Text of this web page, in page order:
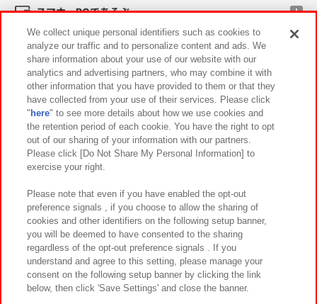
スマホ・PCであそぶ
イベント・キャンペーン
関連会社 サステナビリティ サイトポリシー
プライバシーポリシー ウェブアクセシビリティ方針と検証結果
お取引先さまとともに
カスタマーハラスメント対応方針 よくあるご質問・お問い合わせ
©Bandai Namco Amusement Inc.
We collect unique personal identifiers such as cookies to
analyze our traffic and to personalize content and ads. We
share information about your use of our website with our
analytics and advertising partners, who may combine it with
other information that you have provided to them or that they
have collected from your use of their services. Please click
" here" to see more details about how we use cookies and
the retention period of each cookie. You have the right to opt
out of our sharing of your information with our partners.
Please click [Do Not Share My Personal Information] to
exercise your right.
Please note that even if you have enabled the opt-out
preference signals , if you choose to allow the sharing of
cookies and other identifiers on the following setup banner,
you will be deemed to have consented to the sharing
regardless of the opt-out preference signals . If you
understand and agree to this setting, please manage your
consent on the following setup banner by clicking the link
below, then click 'Save Settings' and close the banner.